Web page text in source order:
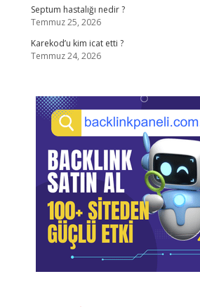
Septum hastalığı nedir ?
Temmuz 25, 2026
Karekod’u kim icat etti ?
Temmuz 24, 2026